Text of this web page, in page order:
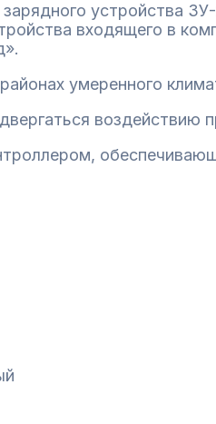
устройства
входящего в
умеренного
воздействию